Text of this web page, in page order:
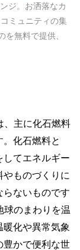
ジ。お洒落なカ
ミュニティの集
無料で提供、
、主に化石燃料
化石燃料と
してエネルギー
ものづくりに
らないものです
球のまわりを温
化や異常気象
豊かで便利な世